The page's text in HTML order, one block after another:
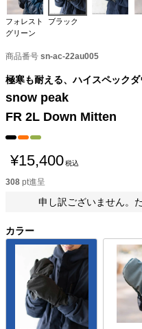
フォレスト
グリーン
ブラック
商品番号 sn-ac-22au005
極寒も耐える、ハイスペック
snow peak
FR 2L Down Mitten
¥15,400税込
308 pt進呈
申し訳ございません。
カラー